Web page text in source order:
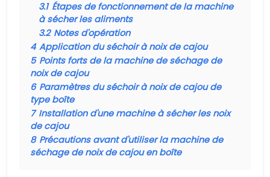
3.1 Étapes de fonctionnement de la machine
à sécher les aliments
3.2 Notes d'opération
4 Application du séchoir à noix de cajou
5 Points forts de la machine de séchage de
noix de cajou
6 Paramètres du séchoir à noix de cajou de
type boîte
7 Installation d'une machine à sécher les noix
de cajou
8 Précautions avant d'utiliser la machine de
séchage de noix de cajou en boîte